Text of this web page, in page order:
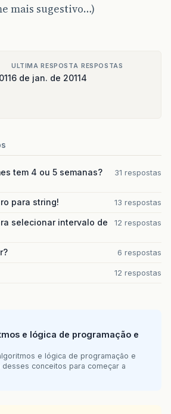
mais sugestivo…)
ULTIMA RESPOSTA
6 de jan. de 2011
RESPOSTAS
4
tem 4 ou 5 semanas?
31 respostas
para string! 13 respostas
selecionar intervalo de
12 respostas
6 respostas
12 respostas
e lógica de programação e
e lógica de programação e
desses conceitos para começar a